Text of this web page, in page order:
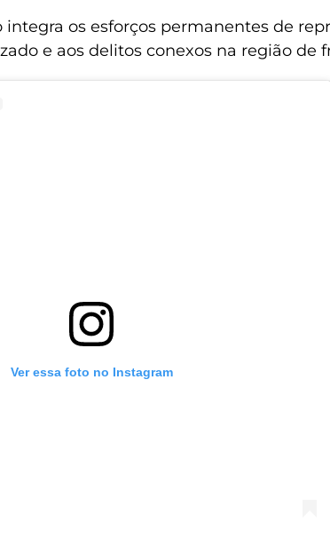
integra os esforços permanentes de
e aos delitos conexos na região de
Ver essa foto no Instagram